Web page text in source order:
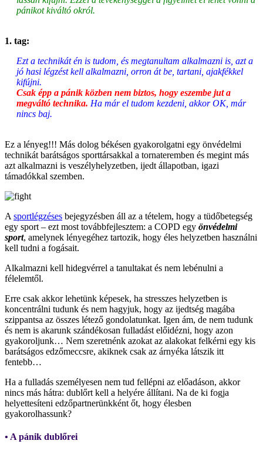
pánikot kiváltó okról.
1. tag:
Ezt a technikát én is tudom, és megtanultam alkalmazni is, azt a
jó hasi légzést kell alkalmazni, orron át be, tartani, ajakfékkel
kifújni.
Csak épp a pánik közben nem biztos, hogy eszembe jut a
megváltó technika. Ha már el tudom kezdeni, akkor OK, már
nincs baj.
Ez a lényeg!!! Más dolog békésen gyakorolgatni egy önvédelmi
technikát barátságos sporttársakkal a tornateremben és megint más
azt alkalmazni is veszélyhelyzetben, ijedt állapotban, igazi
támadókkal szemben.
A sportlégzéses bejegyzésben áll az a tételem, hogy a tüdőbetegség
egy sport – ezt most továbbfejlesztem: a COPD egy önvédelmi
sport, amelynek lényegéhez tartozik, hogy éles helyzetben használni
kell tudni a fogásait.
Alkalmazni kell hidegvérrel a tanultakat és nem lebénulni a
félelemtől.
Erre csak akkor lehetünk képesek, ha stresszes helyzetben is
koncentrálni tudunk és nem hagyjuk, hogy az ijedtség magába
szippantsa az összes létező gondolatunkat. Igen ám, de nem tudunk
és nem is akarunk szándékosan fulladást előidézni, hogy azon
gyakoroljunk… Nem szeretnénk azokat az alakokat felkérni egy kis
barátságos edzőmeccsre, akiknek csak az árnyéka látszik itt
fentebb…
Ha a fulladás személyesen nem tud fellépni az előadáson, akkor
nincs más hátra: dublőrt kell a helyére állítani. Na de ki fogja
helyettesíteni edzőpartnerünkként őt, hogy élesben
gyakorolhassunk?
• A pánik dublőrei